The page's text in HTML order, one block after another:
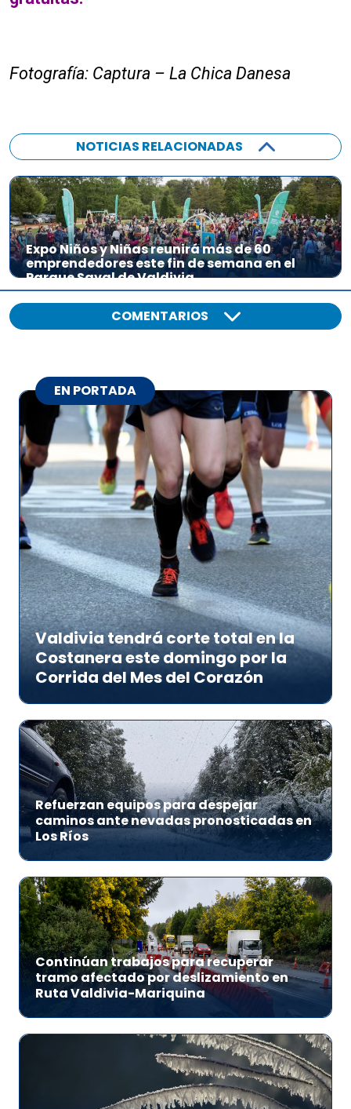
Fotografía: Captura – La Chica Danesa
NOTICIAS RELACIONADAS
Expo Niños y Niñas reunirá más de 60
emprendedores este fin de semana en el
Parque Saval de Valdivia
COMENTARIOS
EN PORTADA
Valdivia tendrá corte total en la
Costanera este domingo por la
Corrida del Mes del Corazón
Refuerzan equipos para despejar
caminos ante nevadas pronosticadas en
Los Ríos
Continúan trabajos para recuperar
tramo afectado por deslizamiento en
Ruta Valdivia-Mariquina